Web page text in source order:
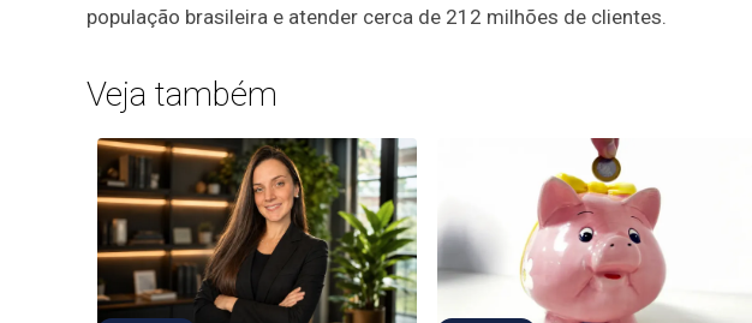
população brasileira e atender cerca de 212 milhões de clientes.
Veja também